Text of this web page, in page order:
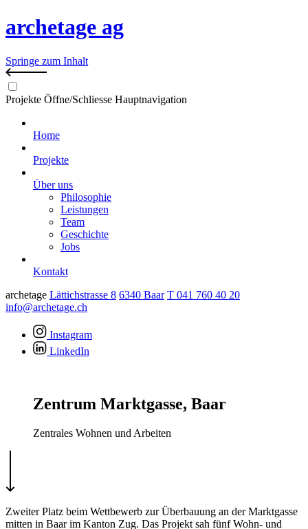
archetage ag
Springe zum Inhalt
Projekte Öffne/Schliesse Hauptnavigation
Home
Projekte
Über uns
Philosophie
Leistungen
Team
Geschichte
Jobs
Kontakt
archetage Lättichstrasse 8 6340 Baar T 041 760 40 20
info@archetage.ch
Instagram
LinkedIn
Zentrum Marktgasse, Baar
Zentrales Wohnen und Arbeiten
Zweiter Platz beim Wettbewerb zur Überbauung an der Marktgasse
mitten in Baar im Kanton Zug. Das Projekt sah fünf Wohn- und